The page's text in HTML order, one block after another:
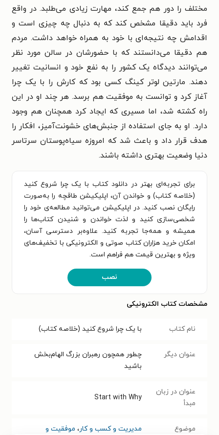
مختلف را دور هم جمع کند، مهارت زیادی می‌طلبد. در واقع
فرد باید دقیقا مشخص کند که به دنبال چه چیزی است و
اقدامش چه نتیجه‌ای با خود به همراه خواهد داشت. مردم
هم دقیقا می‌دانستند که با حضورشان در سالن مورد نظر
می‌توانند دیدگاه یک کشور را به نفع خود و انسانیت تغییر
دهند. مارتین لوتر کینگ کسی بود که کارش را با یک چرا
آغاز کرد و توانست به موفقیت هم برسد. هر چند او در این
راه کشته شد، اما مسیری که ایجاد کرد همچنان هم وجود
دارد. او به جای استفاده از جنبش‌های خشونت‌آمیز، افکار را
هدف قرار داد و باعث شد که امروزه سیاه‌پوستان سرتاسر
دنیا وضعیت بهتری داشته باشند.
برای تجربه‌ای بهتر در دانلود کتاب با یک چرا شروع کنید
(خلاصه کتاب) و خواندن آن، اپلیکیشن طاقچه را به‌صورت
رایگان نصب کنید. در اپلیکیشن می‌توانید مطالعه‌ی خود را
شخصی‌سازی کنید و لذت خواندن و شنیدن کتاب‌ها را
همیشه و همه‌جا تجربه کنید. علاوه‌بر دسترسی آسان،
امکان خرید هزاران کتاب صوتی و الکترونیکی با تخفیف‌های
ویژه و بهترین قیمت هم فراهم است.
نصب
مشخصات کتاب الکترونیکی
نام کتاب با یک چرا شروع کنید (خلاصه کتاب)
عنوان دیگر
چطور همچون رهبران بزرگ الهام‌بخش
باشید
عنوان در زبان
مبدأ
Start with Why
موضوع مدیریت و کسب و کار، موفقیت و